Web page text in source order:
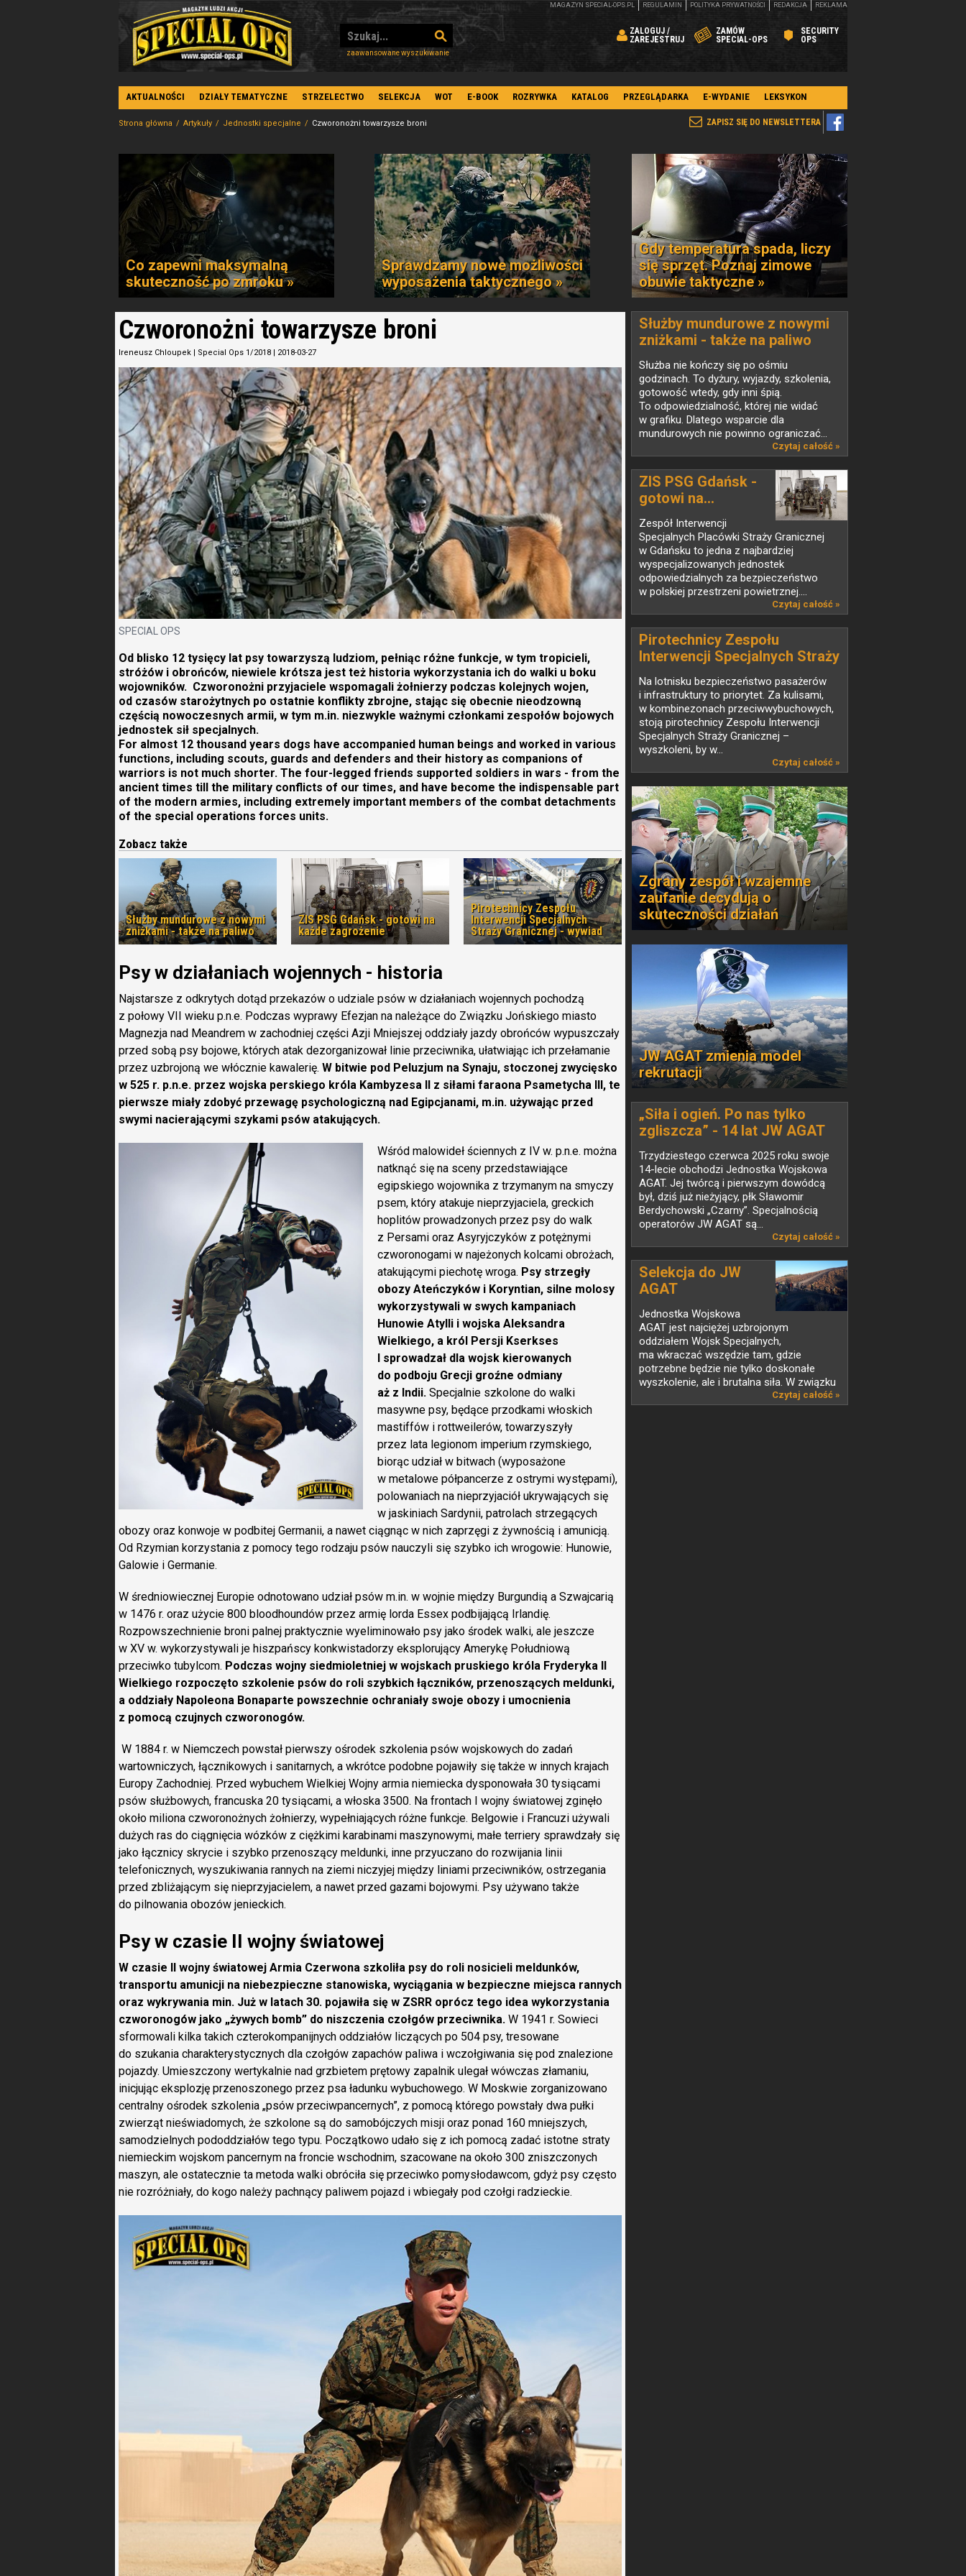
zaawansowane wyszukiwanie
ZALOGUJ /
ZAREJESTRUJ
ZAMÓW
SPECIAL-OPS
SECURITY
OPS
MAGAZYN SPECIAL-OPS.PL REGULAMIN POLITYKA PRYWATNOŚCI REDAKCJA REKLAMA
AKTUALNOŚCI DZIAŁY TEMATYCZNE STRZELECTWO SELEKCJA WOT E-BOOK ROZRYWKA KATALOG PRZEGLĄDARKA E-WYDANIE LEKSYKON
ZAPISZ SIĘ DO NEWSLETTERA
Strona główna Artykuły Jednostki specjalne Czworonożni towarzysze broni
Co zapewni maksymalną
skuteczność po zmroku »
Sprawdzamy nowe możliwości
wyposażenia taktycznego »
Gdy temperatura spada, liczy
się sprzęt. Poznaj zimowe
obuwie taktyczne »
Czworonożni towarzysze broni
Ireneusz Chloupek | Special Ops 1/2018 | 2018-03-27
SPECIAL OPS
Od blisko 12 tysięcy lat psy towarzyszą ludziom, pełniąc różne funkcje, w tym tropicieli,
stróżów i obrońców, niewiele krótsza jest też historia wykorzystania ich do walki u boku
wojowników. Czworonożni przyjaciele wspomagali żołnierzy podczas kolejnych wojen,
od czasów starożytnych po ostatnie konflikty zbrojne, stając się obecnie nieodzowną
częścią nowoczesnych armii, w tym m.in. niezwykle ważnymi członkami zespołów bojowych
jednostek sił specjalnych.
For almost 12 thousand years dogs have accompanied human beings and worked in various
functions, including scouts, guards and defenders and their history as companions of
warriors is not much shorter. The four-legged friends supported soldiers in wars - from the
ancient times till the military conflicts of our times, and have become the indispensable part
of the modern armies, including extremely important members of the combat detachments
of the special operations forces units.
Zobacz także
Służby mundurowe z nowymi
zniżkami - także na paliwo
ZIS PSG Gdańsk - gotowi na
każde zagrożenie
Pirotechnicy Zespołu
Interwencji Specjalnych
Straży Granicznej - wywiad
Psy w działaniach wojennych - historia
Najstarsze z odkrytych dotąd przekazów o udziale psów w działaniach wojennych pochodzą
z połowy VII wieku p.n.e. Podczas wyprawy Efezjan na należące do Związku Jońskiego miasto
Magnezja nad Meandrem w zachodniej części Azji Mniejszej oddziały jazdy obrońców wypuszczały
przed sobą psy bojowe, których atak dezorganizował linie przeciwnika, ułatwiając ich przełamanie
przez uzbrojoną we włócznie kawalerię. W bitwie pod Peluzjum na Synaju, stoczonej zwycięsko
w 525 r. p.n.e. przez wojska perskiego króla Kambyzesa II z siłami faraona Psametycha III, te
pierwsze miały zdobyć przewagę psychologiczną nad Egipcjanami, m.in. używając przed
swymi nacierającymi szykami psów atakujących.
Wśród malowideł ściennych z IV w. p.n.e. można
natknąć się na sceny przedstawiające
egipskiego wojownika z trzymanym na smyczy
psem, który atakuje nieprzyjaciela, greckich
hoplitów prowadzonych przez psy do walk
z Persami oraz Asyryjczyków z potężnymi
czworonogami w najeżonych kolcami obrożach,
atakującymi piechotę wroga. Psy strzegły
obozy Ateńczyków i Koryntian, silne molosy
wykorzystywali w swych kampaniach
Hunowie Atylli i wojska Aleksandra
Wielkiego, a król Persji Kserkses
I sprowadzał dla wojsk kierowanych
do podboju Grecji groźne odmiany
aż z Indii. Specjalnie szkolone do walki
masywne psy, będące przodkami włoskich
mastiffów i rottweilerów, towarzyszyły
przez lata legionom imperium rzymskiego,
biorąc udział w bitwach (wyposażone
w metalowe półpancerze z ostrymi występami),
polowaniach na nieprzyjaciół ukrywających się
w jaskiniach Sardynii, patrolach strzegących
obozy oraz konwoje w podbitej Germanii, a nawet ciągnąc w nich zaprzęgi z żywnością i amunicją.
Od Rzymian korzystania z pomocy tego rodzaju psów nauczyli się szybko ich wrogowie: Hunowie,
Galowie i Germanie.
W średniowiecznej Europie odnotowano udział psów m.in. w wojnie między Burgundią a Szwajcarią
w 1476 r. oraz użycie 800 bloodhoundów przez armię lorda Essex podbijającą Irlandię.
Rozpowszechnienie broni palnej praktycznie wyeliminowało psy jako środek walki, ale jeszcze
w XV w. wykorzystywali je hiszpańscy konkwistadorzy eksplorujący Amerykę Południową
przeciwko tubylcom. Podczas wojny siedmioletniej w wojskach pruskiego króla Fryderyka II
Wielkiego rozpoczęto szkolenie psów do roli szybkich łączników, przenoszących meldunki,
a oddziały Napoleona Bonaparte powszechnie ochraniały swoje obozy i umocnienia
z pomocą czujnych czworonogów.
W 1884 r. w Niemczech powstał pierwszy ośrodek szkolenia psów wojskowych do zadań
wartowniczych, łącznikowych i sanitarnych, a wkrótce podobne pojawiły się także w innych krajach
Europy Zachodniej. Przed wybuchem Wielkiej Wojny armia niemiecka dysponowała 30 tysiącami
psów służbowych, francuska 20 tysiącami, a włoska 3500. Na frontach I wojny światowej zginęło
około miliona czworonożnych żołnierzy, wypełniających różne funkcje. Belgowie i Francuzi używali
dużych ras do ciągnięcia wózków z ciężkimi karabinami maszynowymi, małe terriery sprawdzały się
jako łącznicy skrycie i szybko przenoszący meldunki, inne przyuczano do rozwijania linii
telefonicznych, wyszukiwania rannych na ziemi niczyjej między liniami przeciwników, ostrzegania
przed zbliżającym się nieprzyjacielem, a nawet przed gazami bojowymi. Psy używano także
do pilnowania obozów jenieckich.
Psy w czasie II wojny światowej
W czasie II wojny światowej Armia Czerwona szkoliła psy do roli nosicieli meldunków,
transportu amunicji na niebezpieczne stanowiska, wyciągania w bezpieczne miejsca rannych
oraz wykrywania min. Już w latach 30. pojawiła się w ZSRR oprócz tego idea wykorzystania
czworonogów jako „żywych bomb” do niszczenia czołgów przeciwnika. W 1941 r. Sowieci
sformowali kilka takich czterokompanijnych oddziałów liczących po 504 psy, tresowane
do szukania charakterystycznych dla czołgów zapachów paliwa i wczołgiwania się pod znalezione
pojazdy. Umieszczony wertykalnie nad grzbietem prętowy zapalnik ulegał wówczas złamaniu,
inicjując eksplozję przenoszonego przez psa ładunku wybuchowego. W Moskwie zorganizowano
centralny ośrodek szkolenia „psów przeciwpancernych”, z pomocą którego powstały dwa pułki
zwierząt nieświadomych, że szkolone są do samobójczych misji oraz ponad 160 mniejszych,
samodzielnych pododdziałów tego typu. Początkowo udało się z ich pomocą zadać istotne straty
niemieckim wojskom pancernym na froncie wschodnim, szacowane na około 300 zniszczonych
maszyn, ale ostatecznie ta metoda walki obróciła się przeciwko pomysłodawcom, gdyż psy często
nie rozróżniały, do kogo należy pachnący paliwem pojazd i wbiegały pod czołgi radzieckie.
Służby mundurowe z nowymi
zniżkami - także na paliwo
Służba nie kończy się po ośmiu
godzinach. To dyżury, wyjazdy, szkolenia,
gotowość wtedy, gdy inni śpią.
To odpowiedzialność, której nie widać
w grafiku. Dlatego wsparcie dla
mundurowych nie powinno ograniczać...
Czytaj całość »
ZIS PSG Gdańsk -
gotowi na...
Zespół Interwencji
Specjalnych Placówki Straży Granicznej
w Gdańsku to jedna z najbardziej
wyspecjalizowanych jednostek
odpowiedzialnych za bezpieczeństwo
w polskiej przestrzeni powietrznej....
Czytaj całość »
Pirotechnicy Zespołu
Interwencji Specjalnych Straży
Granicznej - wywiad
Na lotnisku bezpieczeństwo pasażerów
i infrastruktury to priorytet. Za kulisami,
w kombinezonach przeciwwybuchowych,
stoją pirotechnicy Zespołu Interwencji
Specjalnych Straży Granicznej –
wyszkoleni, by w...
Czytaj całość »
Zgrany zespół i wzajemne
zaufanie decydują o
skuteczności działań
JW AGAT zmienia model
rekrutacji
„Siła i ogień. Po nas tylko
zgliszcza” - 14 lat JW AGAT
Trzydziestego czerwca 2025 roku swoje
14-lecie obchodzi Jednostka Wojskowa
AGAT. Jej twórcą i pierwszym dowódcą
był, dziś już nieżyjący, płk Sławomir
Berdychowski „Czarny”. Specjalnością
operatorów JW AGAT są...
Czytaj całość »
Selekcja do JW
AGAT
Jednostka Wojskowa
AGAT jest najciężej uzbrojonym
oddziałem Wojsk Specjalnych,
ma wkraczać wszędzie tam, gdzie
potrzebne będzie nie tylko doskonałe
wyszkolenie, ale i brutalna siła. W związku
Czytaj całość »